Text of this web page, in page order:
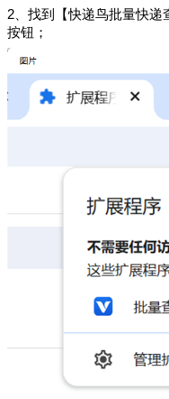
2、 找到【快递鸟批量快递
按钮；